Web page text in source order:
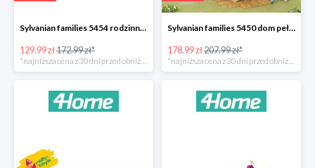
Sylvanian families 5454 rodzinny kamper -25%
129.99 zł172.99 zł*
*najniższa cena z 30 dni przed obniżką
Sylvanian families 5450 dom pełen przygód na drzewie -14%
178.99 zł207.99 zł*
*najniższa cena z 30 dni przed obniżką